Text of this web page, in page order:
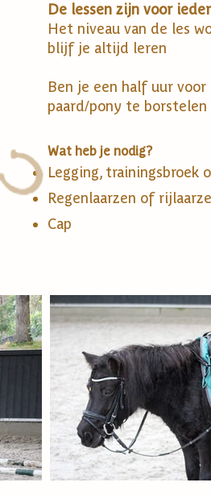
De lessen zijn voor
Het niveau van de les
blijf je altijd leren
Ben je een half uur
paard/pony te
Wat heb je nodig?
Legging, trainingsbroek
Regenlaarzen of
Cap